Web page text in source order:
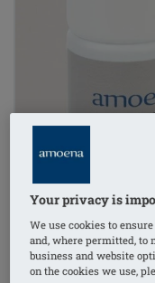
Your privacy is
We use cookies to
and, where permitted, to
business and website
on the cookies we use,